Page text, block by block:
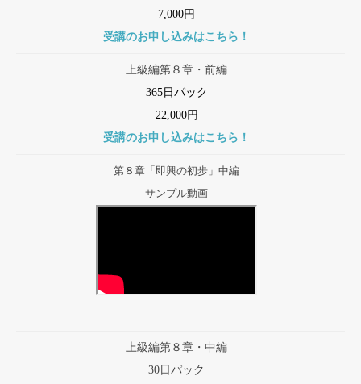
7,000円
受講のお申し込みはこちら！
上級編第８章・前編
365日パック
22,000円
受講のお申し込みはこちら！
第８章「即興の初歩」中編
サンプル動画
上級編第８章・中編
30日パック